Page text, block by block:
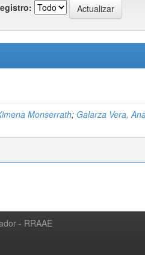
Monserrath; Galarza Vera,
- RRAAE